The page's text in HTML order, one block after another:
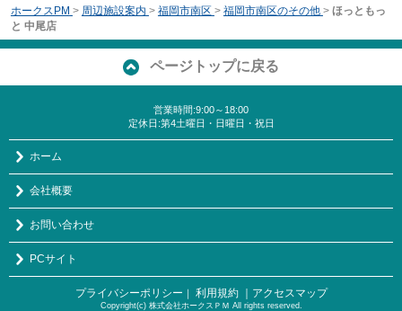
ホークスPM > 周辺施設案内 > 福岡市南区 > 福岡市南区のその他 > ほっともっ
と 中尾店
ページトップに戻る
営業時間:9:00～18:00
定休日:第4土曜日・日曜日・祝日
ホーム
会社概要
お問い合わせ
PCサイト
プライバシーポリシー ｜ 利用規約 ｜アクセスマップ
Copyright(c) 株式会社ホークスＰＭ All rights reserved.